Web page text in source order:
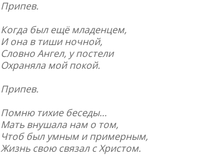
Припев.
Когда был ещё младенцем,
И она в тиши ночной,
Словно Ангел, у постели
Охраняла мой покой.
Припев.
Помню тихие беседы…
Мать внушала нам о том,
Чтоб был умным и примерным,
Жизнь свою связал с Христом.